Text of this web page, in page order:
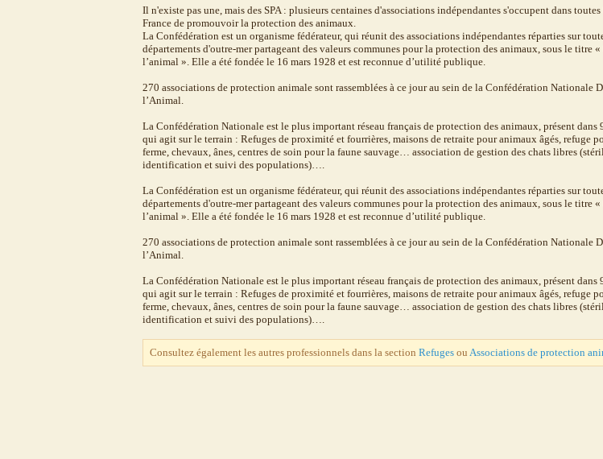
Il n'existe pas une, mais des SPA : plusieurs centaines d'associations indépendantes s'occupent dans
France de promouvoir la protection des animaux.
La Confédération est un organisme fédérateur, qui réunit des associations indépendantes réparties sur
départements d'outre-mer partageant des valeurs communes pour la protection des animaux, sous le titre «
l’animal ». Elle a été fondée le 16 mars 1928 et est reconnue d’utilité publique.
270 associations de protection animale sont rassemblées à ce jour au sein de la Confédération Nationale
l’Animal.
La Confédération Nationale est le plus important réseau français de protection des animaux, présent dans
qui agit sur le terrain : Refuges de proximité et fourrières, maisons de retraite pour animaux âgés, refuge
ferme, chevaux, ânes, centres de soin pour la faune sauvage… association de gestion des chats libres
identification et suivi des populations)….
La Confédération est un organisme fédérateur, qui réunit des associations indépendantes réparties sur
départements d'outre-mer partageant des valeurs communes pour la protection des animaux, sous le titre «
l’animal ». Elle a été fondée le 16 mars 1928 et est reconnue d’utilité publique.
270 associations de protection animale sont rassemblées à ce jour au sein de la Confédération Nationale
l’Animal.
La Confédération Nationale est le plus important réseau français de protection des animaux, présent dans
qui agit sur le terrain : Refuges de proximité et fourrières, maisons de retraite pour animaux âgés, refuge
ferme, chevaux, ânes, centres de soin pour la faune sauvage… association de gestion des chats libres
identification et suivi des populations)….
Consultez également les autres professionnels dans la section Refuges ou Associations de protection